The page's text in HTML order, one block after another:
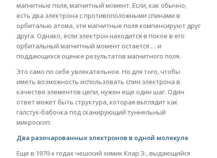
магнитные поля, магнитный момент. Если, как обычно,
есть два электрона с противоположными спинами в
орбиталью атома, эти магнитные поля компенсируют друг
друга. Однако, если электрон находится в покое в его
орбитальный магнитный момент остается … и
поддающихся оценке результатов магнитного поля.
Это само по себе увлекательное. Но для того, чтобы
иметь возможность использовать спин электрона в
качестве элементов цепи, нужен еще один шаг. Один
ответ может быть структура, которая выглядит как
галстук-бабочка под сканирующий туннельный
микроскоп.
Два разочарованных электронов в одной молекуле
Еще в 1970-х годах чешский химик Клар Э., выдающийся